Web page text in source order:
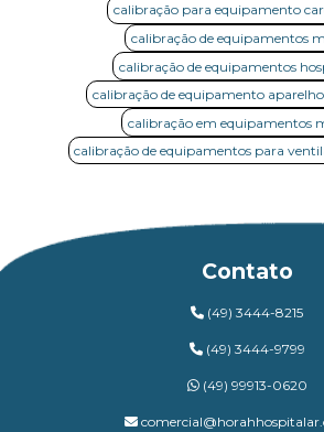
calibração para equipamento
calibração de equipamentos
calibração de equipamentos
calibração de equipamento aparelho
calibração em equipamentos
calibração de equipamentos para
Contato
(49) 3444-8215
(49) 3444-9799
(49) 99913-0620